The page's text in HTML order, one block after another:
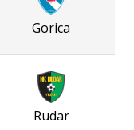
Gorica
Rudar